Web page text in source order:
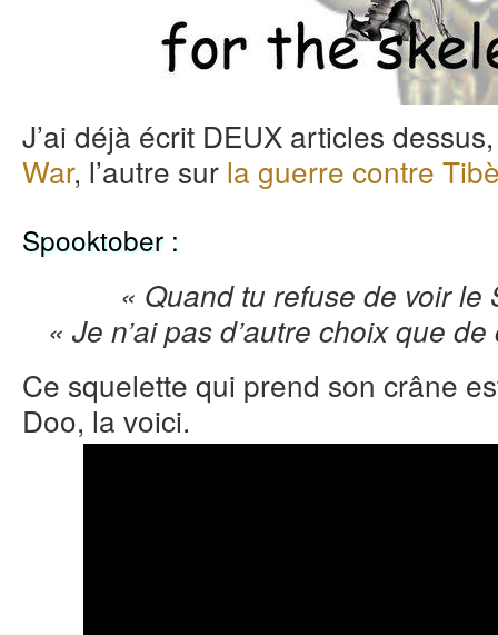
J’ai déjà écrit DEUX articles
War, l’autre sur la guerre contre
Spooktober :
« Quand tu refuse de voir le
« Je n’ai pas d’autre choix que
Ce squelette qui prend son crâne
Doo, la voici.